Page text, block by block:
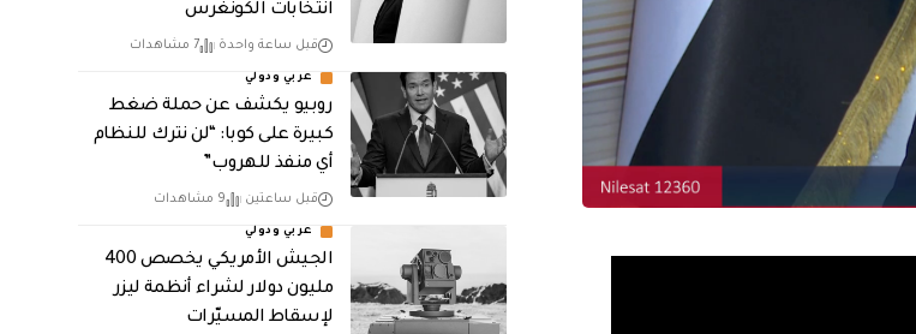
انتخابات الكونغرس
قبل ساعة واحدة 7 مشاهدات
عربي ودولي
روبيو يكشف عن حملة ضغط
كبيرة على كوبا: “لن نترك للنظام
أي منفذ للهروب”
قبل ساعتين 9 مشاهدات
عربي ودولي
الجيش الأمريكي يخصص 400
مليون دولار لشراء أنظمة ليزر
لإسقاط المسيّرات